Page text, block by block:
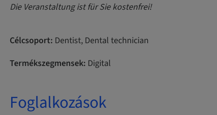
Die Veranstaltung ist für Sie kostenfrei!
Célcsoport: Dentist, Dental technician
Termékszegmensek: Digital
Foglalkozások